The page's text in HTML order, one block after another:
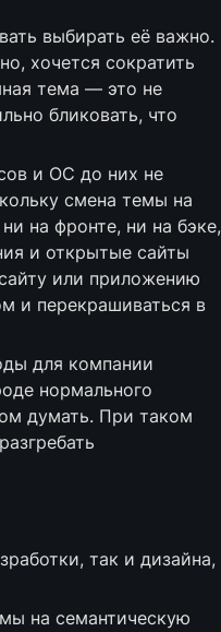
выбирать её важно.
хочется сократить
тема — это не
бликовать, что
и ОС до них не
смена темы на
на фронте, ни на бэке,
и открытые сайты
или приложению
и перекрашиваться в
для компании
нормального
думать. При таком
так и дизайна,
на семантическую